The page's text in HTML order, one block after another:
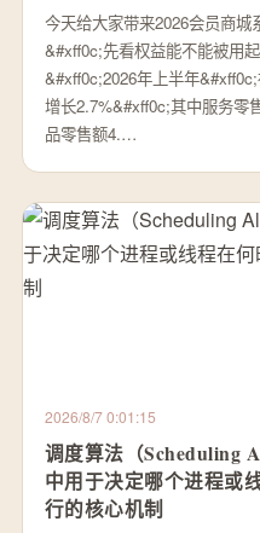
今天给大家带来2026会员商
&#xff0c;先看权益能不能被用
&#xff0c;2026年上半年
增长2.7%&#xff0c;其中服务零
品零售额4.…
2026/8/7 0:01:15
调度算法（Scheduling
中用于决定哪个进程或
行的核心机制